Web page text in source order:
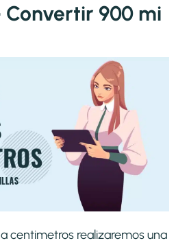
900 mi
centimetros realizaremos una